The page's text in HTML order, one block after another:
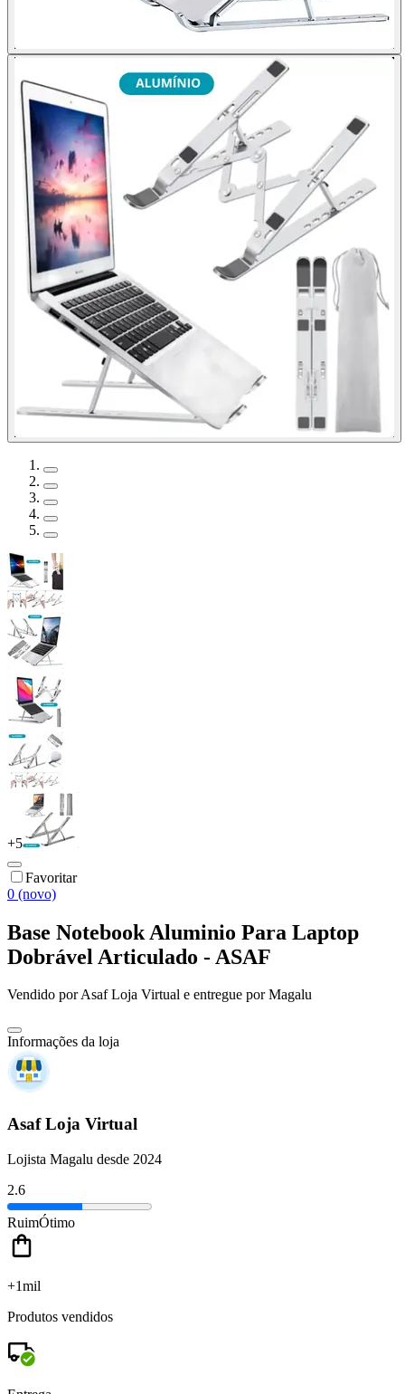
+5
Favoritar
0 (novo)
Base Notebook Aluminio Para Laptop
Dobrável Articulado - ASAF
Vendido porAsaf Loja Virtual e entregue por Magalu
Informações da loja
Asaf Loja Virtual
Lojista Magalu desde 2024
2.6
RuimÓtimo
+1mil
Produtos vendidos